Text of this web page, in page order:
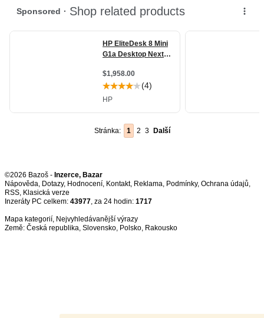
Stránka: 1 2 3 Další
©2026 Bazoš - Inzerce, Bazar
Nápověda, Dotazy, Hodnocení, Kontakt, Reklama, Podmínky, Ochrana údajů,
RSS,
Inzeráty PC celkem: 43977, za 24 hodin: 1717
Mapa kategorií, Nejvyhledávanější výrazy
Země: Česká republika, Slovensko, Polsko, Rakousko